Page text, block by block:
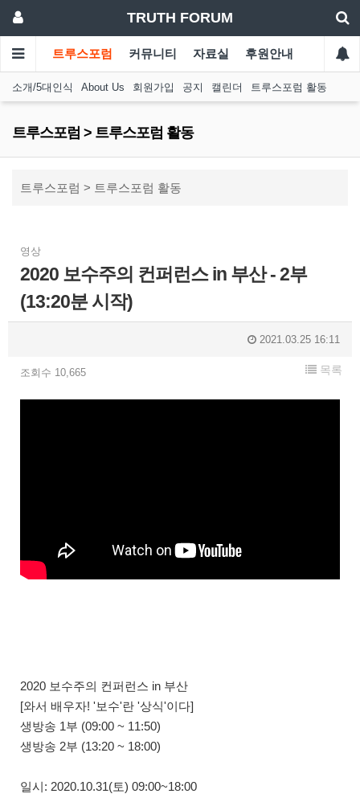
TRUTH FORUM
트루스포럼 커뮤니티 자료실 후원안내
소개/5대인식 About Us 회원가입 공지 캘린더 트루스포럼 활동
트루스포럼 > 트루스포럼 활동
트루스포럼 > 트루스포럼 활동
영상
2020 보수주의 컨퍼런스 in 부산 - 2부
(13:20분 시작)
2021.03.25 16:11
조회수 10,665 목록
2020 보수주의 컨퍼런스 in 부산
[와서 배우자! '보수'란 '상식'이다]
생방송 1부 (09:00​ ~ 11:50​)
생방송 2부 (13:20​ ~ 18:00​)
일시: 2020.10.31(토) 09:00​~18:00​